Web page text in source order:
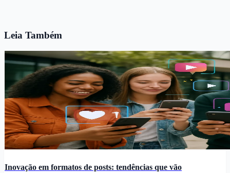
Leia Também
Inovação em formatos de posts: tendências que vão